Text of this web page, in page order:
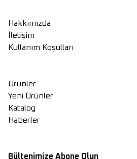
Hakkımızda
İletişim
Kullanım Koşulları
Ürünler
Yeni Ürünler
Katalog
Haberler
Bültenimize Abone Olun